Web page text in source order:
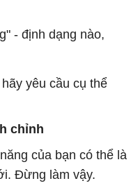
- định dạng nào,
yêu cầu cụ thể
chỉnh
của bạn có thể là
Đừng làm vậy.